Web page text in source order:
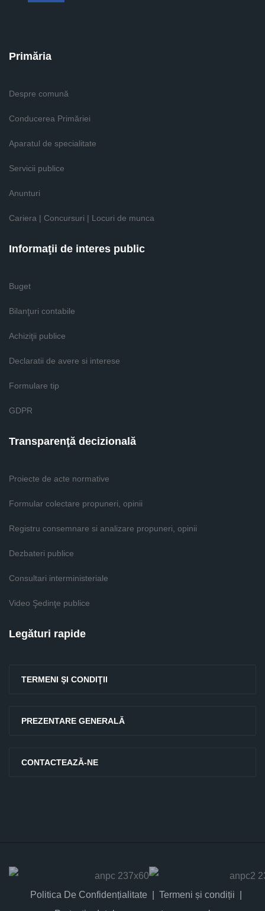
Primăria
Despre comună
Conducerea Primăriei
Aparatul de specialitate
Servicii publice
Anunturi
Cariera | Concursuri | Locuri de munca
Informaţii de interes public
Buget
Bilanţuri contabile
Achiziţii publice
Declaratii de avere si interese
Formulare tip
GDPR
Transparenţă decizională
Proiecte de acte normative
Formular colectare propuneri, opinii
Registru consemnare si analizare propuneri, opinii
Dezbateri publice
Consultari interministeriale
Video Şedinţe publice
Legături rapide
TERMENI ŞI CONDIŢII
PREZENTARE GENERALĂ
CONTACTEAZĂ-NE
Politica De Confidențialitate
Termeni și condiții